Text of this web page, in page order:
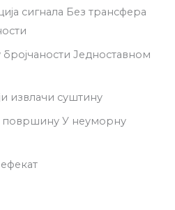
сигнала Без трансфера
Једноставном
извлачи суштину
површину У неуморну